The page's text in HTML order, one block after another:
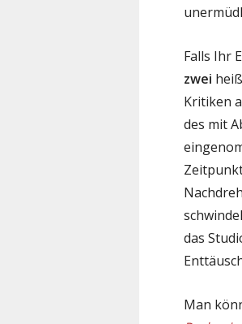
Falls Ihr
zwei
Kritiken
des mit
das
Man